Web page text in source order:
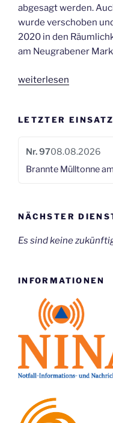
abgesagt werden.
wurde verschoben
2020 in den
am Neugrabener
„Förderverein
Fundament
gelegt“
weiterlesen
LETZTER EINSATZ
Nr. 9708.08.2026
Brannte Mülltonne
NÄCHSTER
Es sind keine
INFORMATIONEN